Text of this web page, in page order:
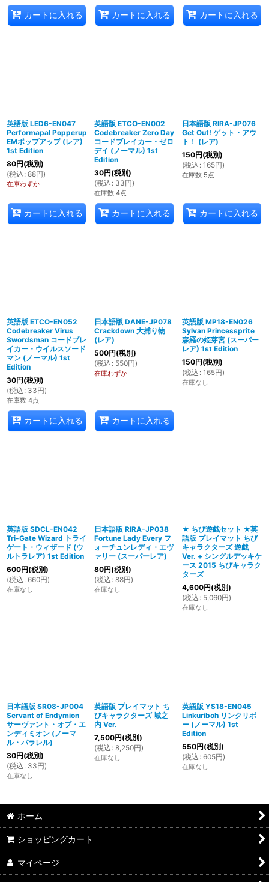
カートに入れる カートに入れる カートに入れる
英語版 LED6-EN047
Performapal Popperup
EMポップアップ (レア)
1st Edition
80円(税別)
(税込 : 88円)
在庫わずか
カートに入れる
英語版 ETCO-EN002
Codebreaker Zero Day
コードブレイカー・ゼロ
デイ (ノーマル) 1st
Edition
30円(税別)
(税込 : 33円)
在庫数 4点
カートに入れる
日本語版 RIRA-JP076
Get Out! ゲット・アウ
ト！ (レア)
150円(税別)
(税込 : 165円)
在庫数 5点
カートに入れる
英語版 ETCO-EN052
Codebreaker Virus
Swordsman コードブレ
イカー・ウイルスソード
マン (ノーマル) 1st
Edition
30円(税別)
(税込 : 33円)
在庫数 4点
カートに入れる
日本語版 DANE-JP078
Crackdown 大捕り物
(レア)
500円(税別)
(税込 : 550円)
在庫わずか
カートに入れる
英語版 MP18-EN026
Sylvan Princessprite
森羅の姫芽宮 (スーパー
レア) 1st Edition
150円(税別)
(税込 : 165円)
在庫なし
英語版 SDCL-EN042
Tri-Gate Wizard トライ
ゲート・ウィザード (ウ
ルトラレア) 1st Edition
600円(税別)
(税込 : 660円)
在庫なし
日本語版 RIRA-JP038
Fortune Lady Every フ
ォーチュンレディ・エヴ
ァリー (スーパーレア)
80円(税別)
(税込 : 88円)
在庫なし
★ ちび遊戯セット ★英
語版 プレイマット ちび
キャラクターズ 遊戯
Ver. + シングルデッキケ
ース 2015 ちびキャラク
ターズ
4,600円(税別)
(税込 : 5,060円)
在庫なし
日本語版 SR08-JP004
Servant of Endymion
サーヴァント・オブ・エ
ンディミオン (ノーマ
ル・パラレル)
30円(税別)
(税込 : 33円)
在庫なし
英語版 プレイマット ち
びキャラクターズ 城之
内 Ver.
7,500円(税別)
(税込 : 8,250円)
在庫なし
英語版 YS18-EN045
Linkuriboh リンクリボ
ー (ノーマル) 1st
Edition
550円(税別)
(税込 : 605円)
在庫なし
ホーム
ショッピングカート
マイページ